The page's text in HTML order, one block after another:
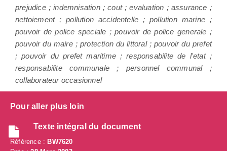
prejudice ; indemnisation ; cout ; evaluation ; assurance ;
nettoiement ; pollution accidentelle ; pollution marine ;
pouvoir de police speciale ; pouvoir de police generale ;
pouvoir du maire ; protection du littoral ; pouvoir du prefet
; pouvoir du prefet maritime ; responsabilite de l'etat ;
responsabilite communale ; personnel communal ;
collaborateur occasionnel
Pour aller plus loin
Texte intégral du document
Référence :BW7620